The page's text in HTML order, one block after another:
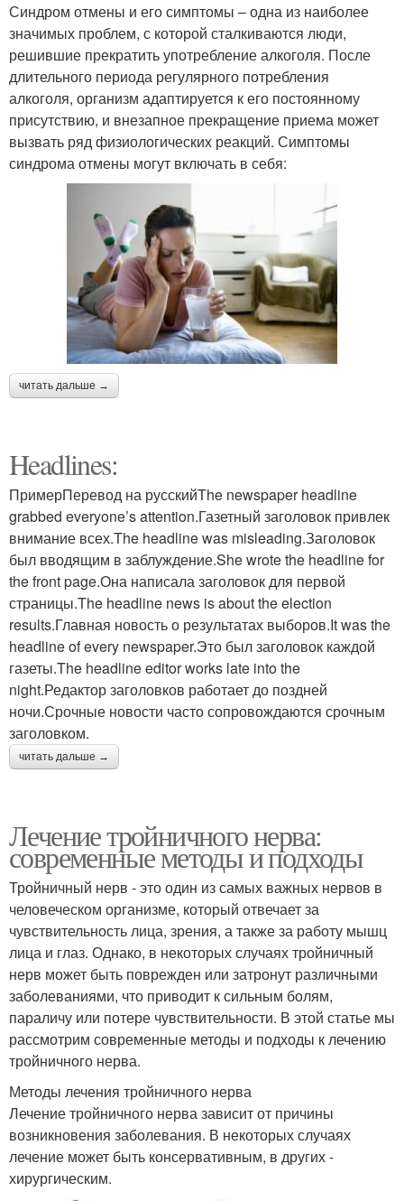
Синдром отмены и его симптомы – одна из наиболее
значимых проблем, с которой сталкиваются люди,
решившие прекратить употребление алкоголя. После
длительного периода регулярного потребления
алкоголя, организм адаптируется к его постоянному
присутствию, и внезапное прекращение приема может
вызвать ряд физиологических реакций. Симптомы
синдрома отмены могут включать в себя:
читать дальше →
Headlines:
ПримерПеревод на русскийThe newspaper headline
grabbed everyone’s attention.Газетный заголовок привлек
внимание всех.The headline was misleading.Заголовок
был вводящим в заблуждение.She wrote the headline for
the front page.Она написала заголовок для первой
страницы.The headline news is about the election
results.Главная новость о результатах выборов.It was the
headline of every newspaper.Это был заголовок каждой
газеты.The headline editor works late into the
night.Редактор заголовков работает до поздней
ночи.Срочные новости часто сопровождаются срочным
заголовком.
читать дальше →
Лечение тройничного нерва:
современные методы и подходы
Тройничный нерв - это один из самых важных нервов в
человеческом организме, который отвечает за
чувствительность лица, зрения, а также за работу мышц
лица и глаз. Однако, в некоторых случаях тройничный
нерв может быть поврежден или затронут различными
заболеваниями, что приводит к сильным болям,
параличу или потере чувствительности. В этой статье мы
рассмотрим современные методы и подходы к лечению
тройничного нерва.
Методы лечения тройничного нерва
Лечение тройничного нерва зависит от причины
возникновения заболевания. В некоторых случаях
лечение может быть консервативным, в других -
хирургическим.